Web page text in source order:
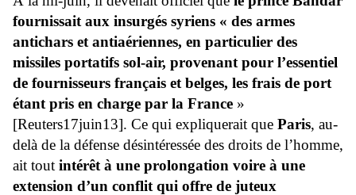
fournissait aux insurgés syriens « des armes
antichars et antiaériennes, en particulier des
missiles portatifs sol-air, provenant pour l’essentiel
de fournisseurs français et belges, les frais de port
étant pris en charge par la France »
[Reuters17juin13]. Ce qui expliquerait que Paris, au-
delà de la défense désintéressée des droits de l’homme,
ait tout intérêt à une prolongation voire à une
extension d’un conflit qui offre de juteux